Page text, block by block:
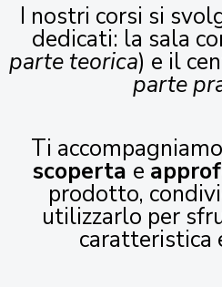
I nostri corsi si
dedicati: la sala
parte teorica) e il
parte
Ti
scoperta e
prodotto,
utilizzarlo per
caratteristica